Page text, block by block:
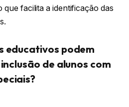
que facilita a identificação das
educativos podem
de alunos com